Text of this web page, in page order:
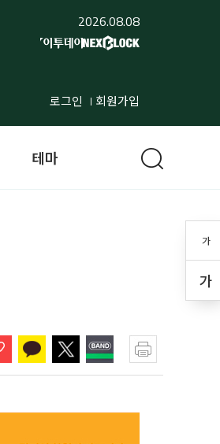
2026.08.08
로그인 회원가입
가
가
테마